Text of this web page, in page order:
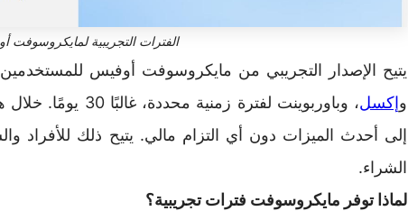
الفترات التجريبية لمايكروسوفت
يتيح الإصدار التجريبي من مايكروسوفت أوفيس
وإكسل
، وباوربوينت لفترة
إلى أحدث الميزات دون أي التزام مالي. يتيح ذلك للأفراد
الشراء.
لماذا توفر مايكروسوفت فترات تجريبية؟